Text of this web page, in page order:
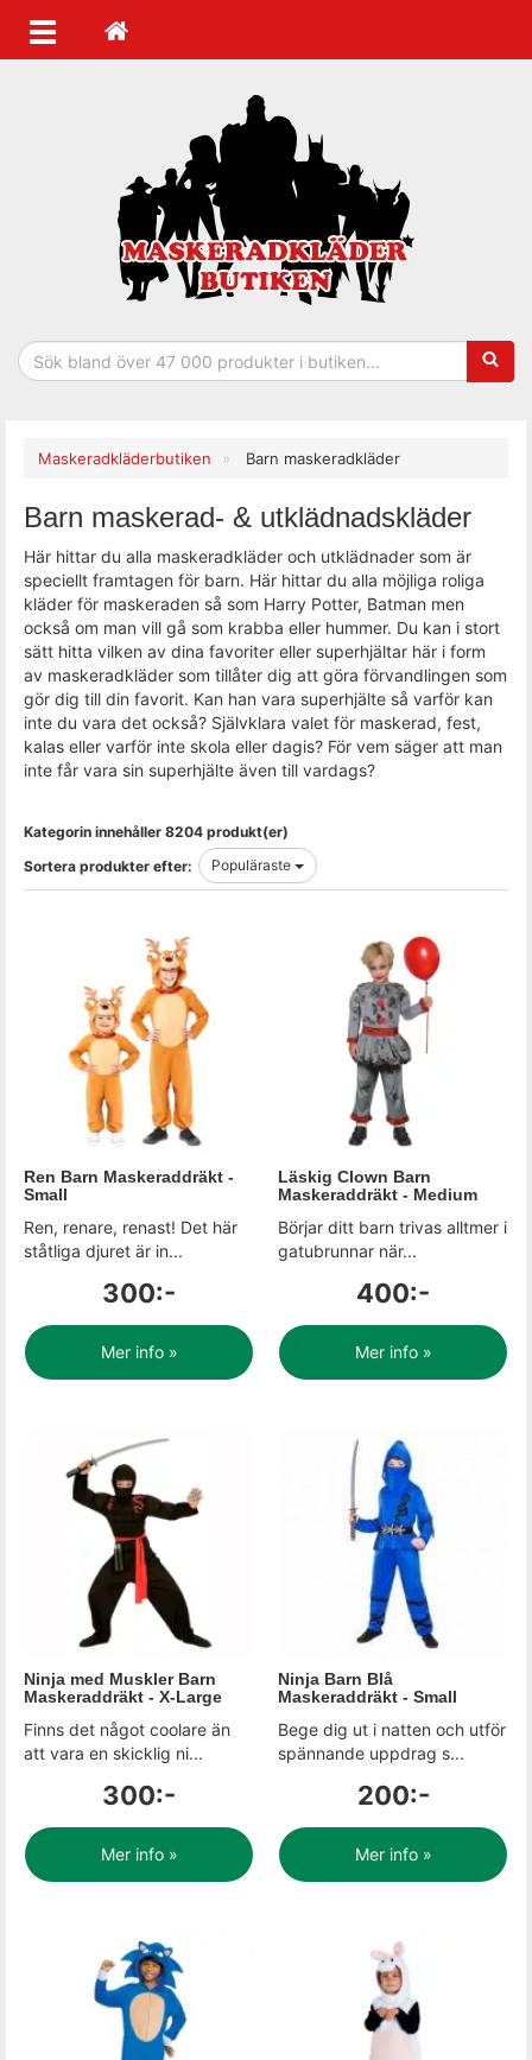
Maskeradkläderbutiken Barn maskeradkläder
Barn maskerad- & utklädnadskläder
Här hittar du alla maskeradkläder och utklädnader som är
speciellt framtagen för barn. Här hittar du alla möjliga roliga
kläder för maskeraden så som Harry Potter, Batman men
också om man vill gå som krabba eller hummer. Du kan i stort
sätt hitta vilken av dina favoriter eller superhjältar här i form
av maskeradkläder som tillåter dig att göra förvandlingen som
gör dig till din favorit. Kan han vara superhjälte så varför kan
inte du vara det också? Självklara valet för maskerad, fest,
kalas eller varför inte skola eller dagis? För vem säger att man
inte får vara sin superhjälte även till vardags?
Kategorin innehåller 8204 produkt(er)
Sortera produkter efter:
Populäraste
Ren Barn Maskeraddräkt -
Small
Ren, renare, renast! Det här
ståtliga djuret är in...
300:-
Mer info »
Läskig Clown Barn
Maskeraddräkt - Medium
Börjar ditt barn trivas alltmer i
gatubrunnar när...
400:-
Mer info »
Ninja med Muskler Barn
Maskeraddräkt - X-Large
Finns det något coolare än
att vara en skicklig ni...
300:-
Mer info »
Ninja Barn Blå
Maskeraddräkt - Small
Bege dig ut i natten och utför
spännande uppdrag s...
200:-
Mer info »